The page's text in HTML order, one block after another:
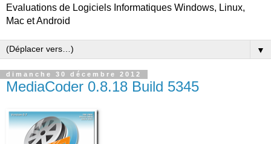
Evaluations de Logiciels Informatiques Windows, Linux,
Mac et Android
▼
dimanche 30 décembre 2012
MediaCoder 0.8.18 Build 5345